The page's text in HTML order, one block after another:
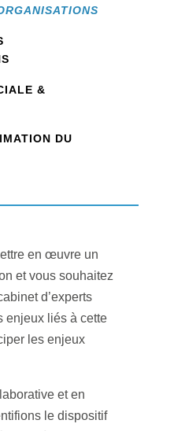
&
DU
en œuvre un
et vous souhaitez
d’experts
enjeux liés à cette
les enjeux
et en
le dispositif